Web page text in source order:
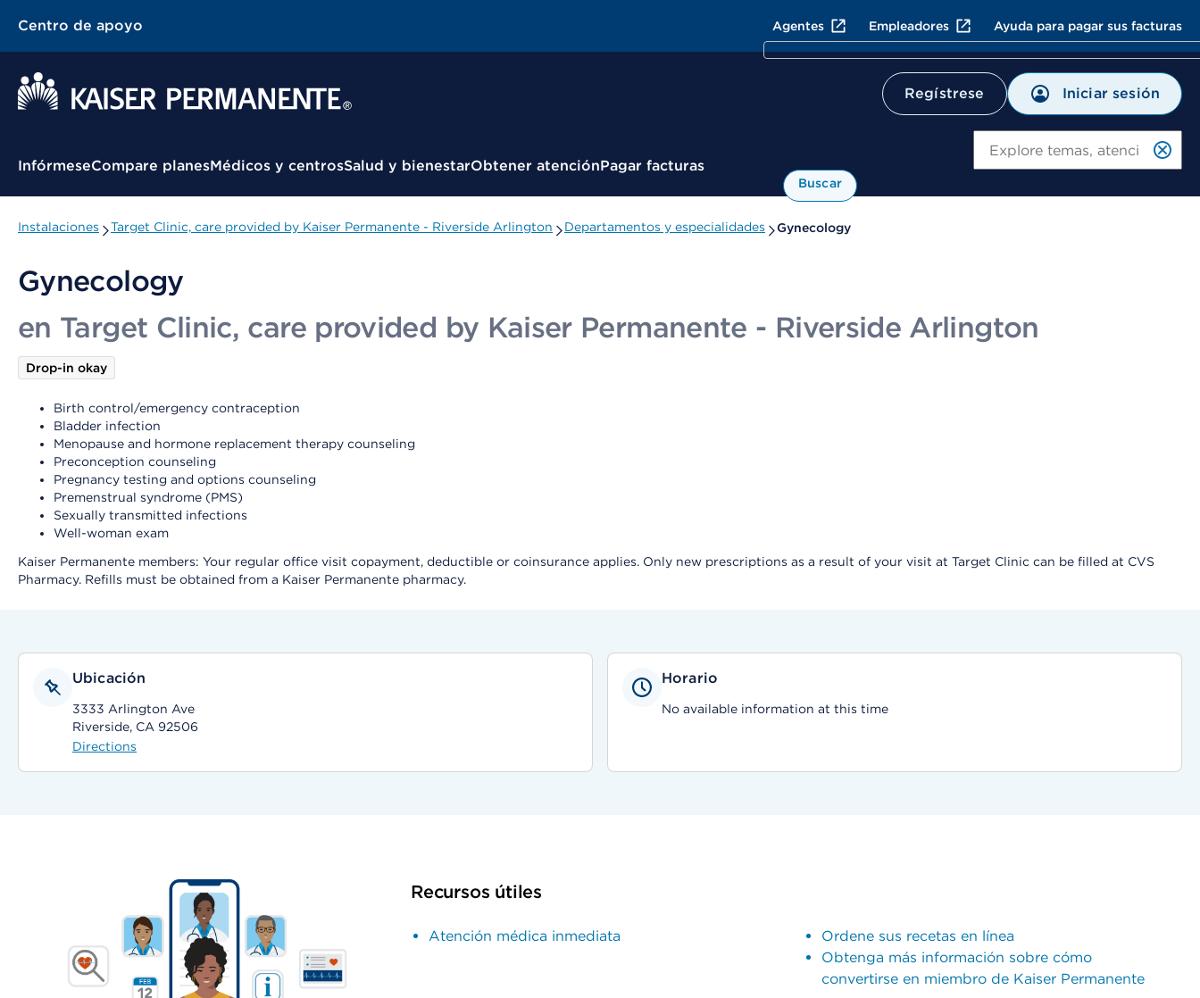
Centro de apoyo Agentes Empleadores Ayuda para pagar sus facturas
Regístrese Iniciar sesión
Menú contextual
InfórmeseCompare planesMédicos y centrosSalud y bienestarObtener atenciónPagar facturas
Buscar
Instalaciones Target Clinic, care provided by Kaiser Permanente - Riverside Arlington Departamentos y especialidades Gynecology
Gynecology
en Target Clinic, care provided by Kaiser Permanente - Riverside Arlington
Drop-in okay
Birth control/emergency contraception
Bladder infection
Menopause and hormone replacement therapy counseling
Preconception counseling
Pregnancy testing and options counseling
Premenstrual syndrome (PMS)
Sexually transmitted infections
Well-woman exam
Kaiser Permanente members: Your regular office visit copayment, deductible or coinsurance applies. Only new prescriptions as a result of your visit at Target Clinic can be filled at CVS
Pharmacy. Refills must be obtained from a Kaiser Permanente pharmacy.
Ubicación
3333 Arlington Ave
Riverside, CA 92506
Directions
Horario
No available information at this time
Recursos útiles
Atención médica inmediata
Ordene sus recetas en línea
Obtenga más información sobre cómo
convertirse en miembro de Kaiser Permanente